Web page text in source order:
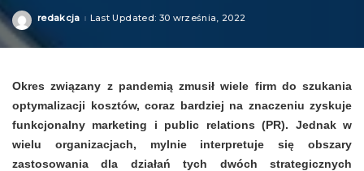
Posted
redakcja Last Updated: 30 września, 2022
Okres związany z pandemią zmusił wiele firm do szukania
optymalizacji kosztów, coraz bardziej na znaczeniu zyskuje
funkcjonalny marketing i public relations (PR). Jednak w
wielu organizacjach, mylnie interpretuje się obszary
zastosowania dla działań tych dwóch strategicznych